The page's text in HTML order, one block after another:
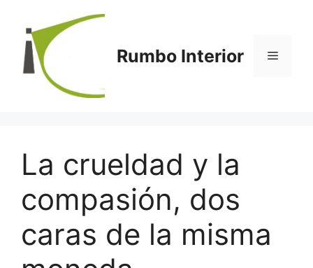
contenido
Rumbo Interior Menú
La crueldad y la
compasión, dos
caras de la misma